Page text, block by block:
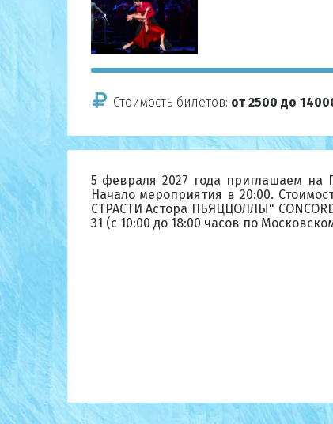
Стоимость билетов: от 2500 до
5 февраля 2027 года приглашаем на
Начало мероприятия в 20:00.
СТРАСТИ Астора ПЬЯЦЦОЛЛЫ"
31 (с 10:00 до 18:00 часов по